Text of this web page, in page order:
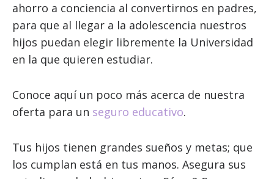
ahorro a conciencia al convertirnos en padres,
para que al llegar a la adolescencia nuestros
hijos puedan elegir libremente la Universidad
en la que quieren estudiar.
Conoce aquí un poco más acerca de nuestra
oferta para un seguro educativo.
Tus hijos tienen grandes sueños y metas; que
los cumplan está en tus manos. Asegura sus